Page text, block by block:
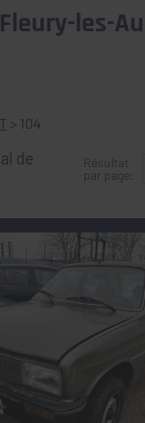
les-
> 104
de
Résultat
par page: